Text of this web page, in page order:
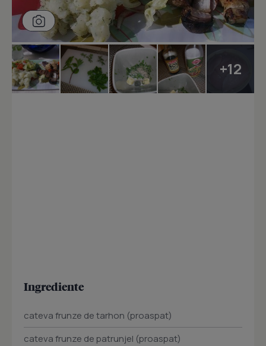
+12
Ingrediente
cateva frunze de tarhon (proaspat)
cateva frunze de patrunjel (proaspat)